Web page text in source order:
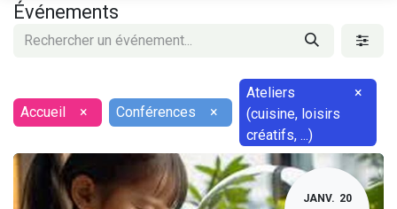
Événements
Accueil × Conférences ×
Ateliers
(cuisine, loisirs
créatifs, ...)
×
JANV. 20